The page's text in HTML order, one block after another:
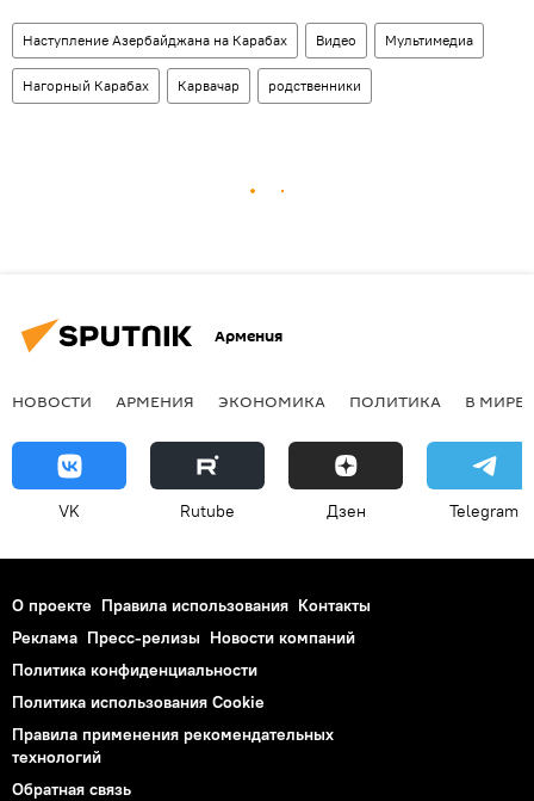
Наступление Азербайджана на Карабах Видео Мультимедиа
Нагорный Карабах Карвачар родственники
Армения
НОВОСТИ АРМЕНИЯ ЭКОНОМИКА ПОЛИТИКА В МИРЕ
VK Rutube Дзен Telegram
О проекте Правила использования Контакты
Реклама Пресс-релизы Новости компаний
Политика конфиденциальности
Политика использования Cookie
Правила применения рекомендательных
технологий
Обратная связь